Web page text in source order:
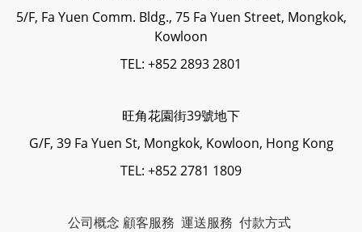
5/F, Fa Yuen Comm. Bldg., 75 Fa Yuen Street, Mongkok,
Kowloon
TEL: +852 2893 2801
旺角花園街39號地下
G/F, 39 Fa Yuen St, Mongkok, Kowloon, Hong Kong
TEL: +852 2781 1809
公司概念 顧客服務 運送服務 付款方式